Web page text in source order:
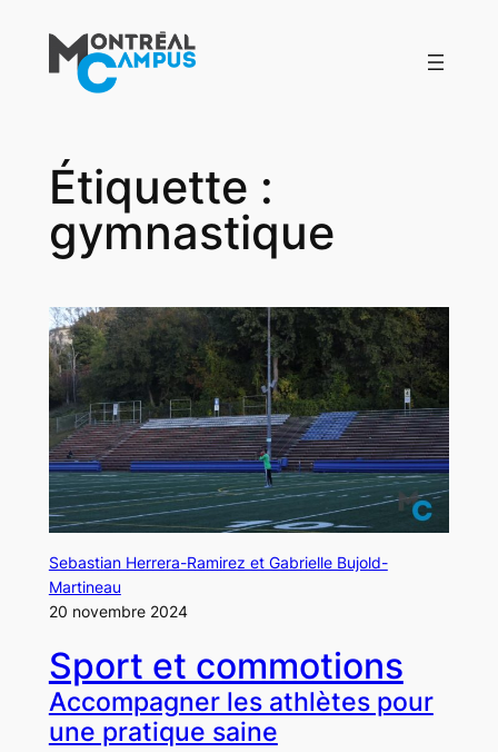
contenu
Étiquette :
gymnastique
Sebastian Herrera-Ramirez et Gabrielle Bujold-
Martineau
20 novembre 2024
Sport et commotions
Accompagner les athlètes pour
une pratique saine